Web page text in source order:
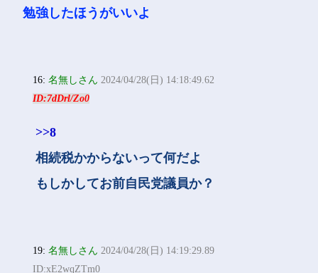
勉強したほうがいいよ
16:名無しさん 2024/04/28(日) 14:18:49.62
ID:7dDrl/Zo0
>>8
相続税かからないって何だよ
もしかしてお前自民党議員か？
19:名無しさん 2024/04/28(日) 14:19:29.89
ID:xE2wqZTm0